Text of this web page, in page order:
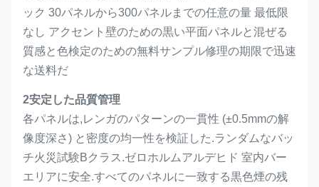
ック 30パネルから300パネルまでの任意の量 最低限
なし アクセント壁のための黒い平面パネルと混ぜる
質感と色検定のための無料サンプル修理の期限で迅速
な送料だ
2安定した品質管理
各パネルは,レンガのパターンの一貫性 (±0.5mmの解
像度深さ) と密度の均一性を検証した.ランダムなバッ
チ火災試験Bクラス.ゼロホルムアルデヒド 室内バー
エリアに安全.すべてのパネルに一致する黒色煙の残